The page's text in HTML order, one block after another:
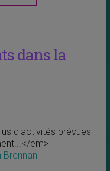
dans la
d'activités prévues
em>
Brennan